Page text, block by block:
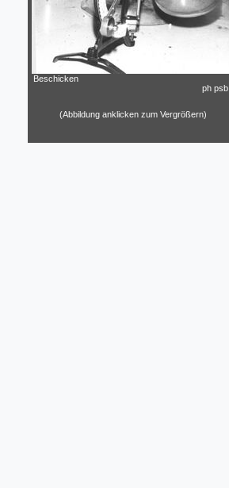
Beschicken
ph psb
(Abbildung anklicken zum Vergrößern)